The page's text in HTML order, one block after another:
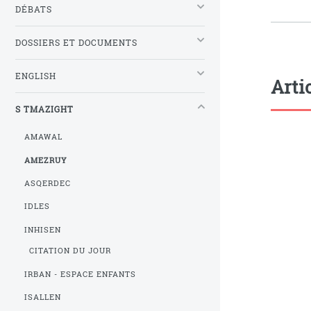
DÉBATS
DOSSIERS ET DOCUMENTS
ENGLISH
S TMAZIGHT
AMAWAL
AMEZRUY
ASQERDEC
IDLES
INHISEN
CITATION DU JOUR
IRBAN - ESPACE ENFANTS
ISALLEN